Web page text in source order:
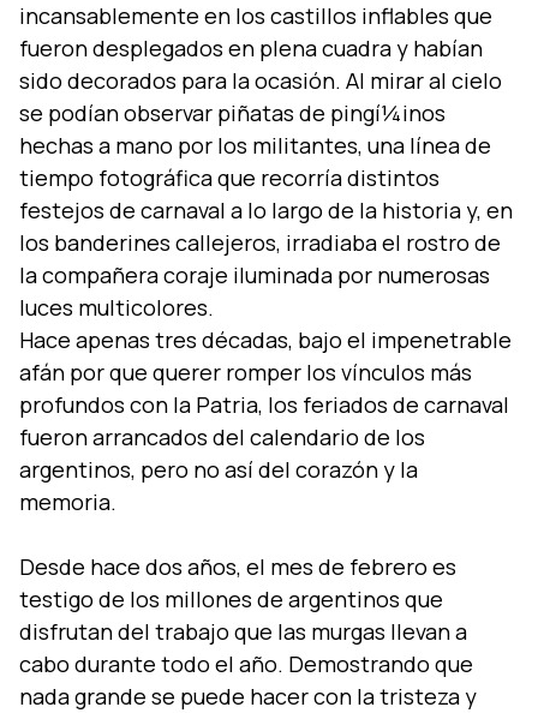
incansablemente en los castillos inflables que
fueron desplegados en plena cuadra y habí­an
sido decorados para la ocasión. Al mirar al cielo
se podí­an observar piñatas de pingí¼inos
hechas a mano por los militantes, una lí­nea de
tiempo fotográfica que recorrí­a distintos
festejos de carnaval a lo largo de la historia y, en
los banderines callejeros, irradiaba el rostro de
la compañera coraje iluminada por numerosas
luces multicolores.
Hace apenas tres décadas, bajo el impenetrable
afán por que querer romper los ví­nculos más
profundos con la Patria, los feriados de carnaval
fueron arrancados del calendario de los
argentinos, pero no así­ del corazón y la
memoria.
Desde hace dos años, el mes de febrero es
testigo de los millones de argentinos que
disfrutan del trabajo que las murgas llevan a
cabo durante todo el año. Demostrando que
nada grande se puede hacer con la tristeza y